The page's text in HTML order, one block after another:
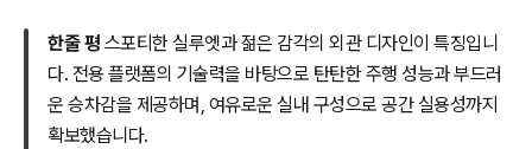
한줄 평 스포티한 실루엣과 젊은 감각의 외관 디자인이 특징입니
다. 전용 플랫폼의 기술력을 바탕으로 탄탄한 주행 성능과 부드러
운 승차감을 제공하며, 여유로운 실내 구성으로 공간 실용성까지
확보했습니다.